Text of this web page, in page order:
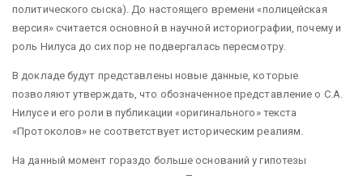
политического сыска). До настоящего времени «полицейская
версия» считается основной в научной историографии, почему и
роль Нилуса до сих пор не подвергалась пересмотру.
В докладе будут представлены новые данные, которые
позволяют утверждать, что обозначенное представление о С.А.
Нилусе и его роли в публикации «оригинального» текста
«Протоколов» не соответствует историческим реалиям.
На данный момент гораздо больше оснований у гипотезы